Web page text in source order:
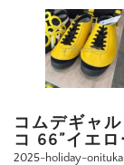
コムデギャ
コ 66”イエ
2025-holiday-